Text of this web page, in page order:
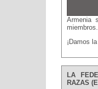
Armenia
miembros.
¡Damos
LA
RAZAS